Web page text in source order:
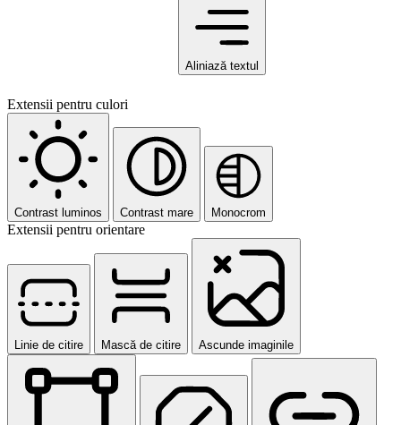
Aliniază textul
Extensii pentru culori
Contrast luminos Contrast mare Monocrom
Extensii pentru orientare
Linie de citire Mască de citire Ascunde imaginile